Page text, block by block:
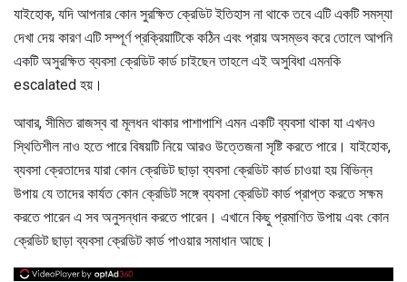
যাইহোক, যদি আপনার কোন সুরক্ষিত ক্রেডিট ইতিহাস না থাকে তবে এটি একটি সমস্যা
দেখা দেয় কারণ এটি সম্পূর্ণ প্রক্রিয়াটিকে কঠিন এবং প্রায় অসম্ভব করে তোলে আপনি
একটি অসুরক্ষিত ব্যবসা ক্রেডিট কার্ড চাইছেন তাহলে এই অসুবিধা এমনকি
escalated হয়।
আবার, সীমিত রাজস্ব বা মূলধন থাকার পাশাপাশি এমন একটি ব্যবসা থাকা যা এখনও
স্থিতিশীল নাও হতে পারে বিষয়টি নিয়ে আরও উত্তেজনা সৃষ্টি করতে পারে। যাইহোক,
ব্যবসা ক্রেতাদের যারা কোন ক্রেডিট ছাড়া ব্যবসা ক্রেডিট কার্ড চাওয়া হয় বিভিন্ন
উপায় যে তাদের কার্যত কোন ক্রেডিট সঙ্গে ব্যবসা ক্রেডিট কার্ড প্রাপ্ত করতে সক্ষম
করতে পারেন এ সব অনুসন্ধান করতে পারেন। এখানে কিছু প্রমাণিত উপায় এবং কোন
ক্রেডিট ছাড়া ব্যবসা ক্রেডিট কার্ড পাওয়ার সমাধান আছে।